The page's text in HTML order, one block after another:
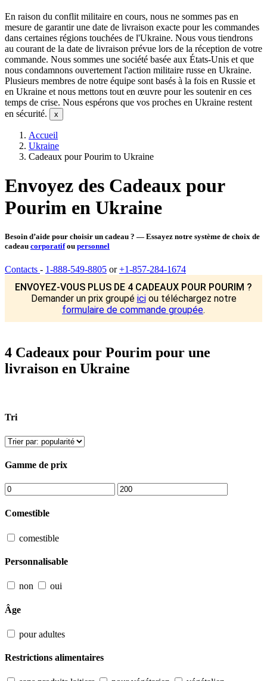
En raison du conflit militaire en cours, nous ne sommes pas en
mesure de garantir une date de livraison exacte pour les commandes
dans certaines régions touchées de l'Ukraine. Nous vous tiendrons
au courant de la date de livraison prévue lors de la réception de votre
commande. Nous sommes une société basée aux États-Unis et que
nous condamnons ouvertement l'action militaire russe en Ukraine.
Plusieurs membres de notre équipe sont basés à la fois en Russie et
en Ukraine et nous mettons tout en œuvre pour les soutenir en ces
temps de crise. Nous espérons que vos proches en Ukraine restent
en sécurité.
Accueil
Ukraine
Cadeaux pour Pourim to Ukraine
Envoyez des Cadeaux pour
Pourim en Ukraine
Besoin d’aide pour choisir un cadeau ? — Essayez notre système de choix de
cadeau corporatifou personnel
Contacts - 1-888-549-8805 or+1-857-284-1674
ENVOYEZ-VOUS PLUS DE 4 CADEAUX POUR POURIM ?
Demander un prix groupé iciou téléchargez notre
formulaire de commande groupée.
4 Cadeaux pour Pourim pour une
livraison en Ukraine
Tri
Gamme de prix
Comestible
comestible
Personnalisable
non oui
Âge
pour adultes
Restrictions alimentaires